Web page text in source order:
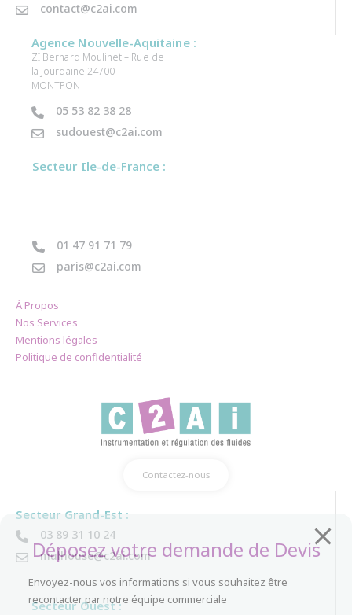
contact@c2ai.com
Agence Nouvelle-Aquitaine :
ZI Bernard Moulinet – Rue de
la Jourdaine 24700
MONTPON
05 53 82 38 28
sudouest@c2ai.com
Secteur Ile-de-France :
01 47 91 71 79
paris@c2ai.com
À Propos
Nos Services
Mentions légales
Politique de confidentialité
Contactez-nous
Secteur Grand-Est :
03 89 31 10 24
mulhouse@c2ai.com
Secteur Ouest :
Déposez votre demande de Devis
Envoyez-nous vos informations si vous souhaitez être
recontacter par notre équipe commerciale